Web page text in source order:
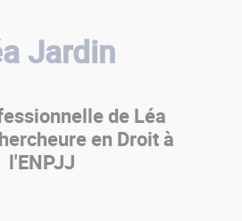
Jardin
de Léa
en Droit à
l'ENPJJ